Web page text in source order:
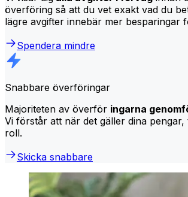
överföring så att du vet exakt vad du
lägre avgifter innebär mer besparingar
Spendera mindre
Snabbare överföringar
Majoriteten av överför ingarna
Vi förstår att när det gäller dina pengar,
roll.
Skicka snabbare